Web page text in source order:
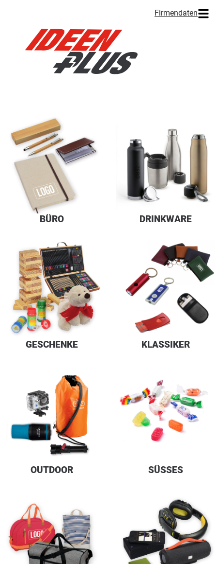
Firmendaten
BÜRO DRINKWARE
GESCHENKE KLASSIKER
OUTDOOR SÜSSES